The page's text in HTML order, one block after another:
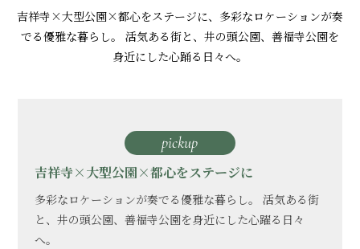
吉祥寺×大型公園×都心をステージに、多彩なロケーションが奏
でる優雅な暮らし。
活気ある街と、井の頭公園、善福寺公園を
身近にした心踊る日々へ。
pickup
吉祥寺×大型公園×都心をステージに
多彩なロケーションが奏でる優雅な暮らし。
活気ある街
と、井の頭公園、善福寺公園を身近にした心躍る日々
へ。